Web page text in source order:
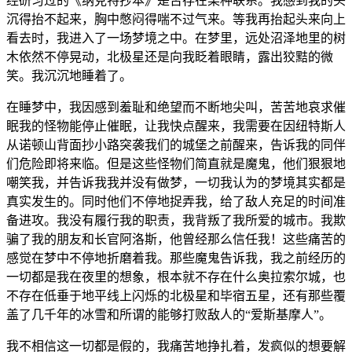
沉得抬不起来，胸中憋闷得喘不过气来。等我再抬起头来向上
看去时，我进入了一场梦境之中。在梦里，远处沼泽地里的树
木依然不停晃动，北极星还是向我眨着眼睛，露出狡黠的微
笑。我沉沉地睡着了。
在睡梦中，我因感到羞耻和绝望而不断地尖叫，苦苦地哀求催
眠我的怪物能停止催眠，让我快点醒来，我需要在因纽特斯人
从诺顿山背面抄小路突袭我们的城堡之前醒来，告诉我的同伴
们危险即将来临。但是这些怪物们简直就是魔鬼，他们狠狠地
嘲笑我，并告诉我我并没有做梦，一切我认为的梦境其实都是
真实发生的。同时他们不停地捉弄我，给了敌人充足的时间准
备进攻。我没有履行我的职责，我背叛了我所爱的城市。我欺
骗了我的朋友和长官阿洛斯，他曾经那么信任我！这些痛苦的
感觉在梦中不停地折磨着我。那些魔鬼告诉我，我之前经历的
一切都是我在夜里的想象，根本就不存在什么奥拉索尔城，也
不存在低垂于地平线上闪烁的北极星和毕宿五星，还有那些覆
盖了几千年的冰雪和所谓的能够打败敌人的“爱斯基摩人”。
我不相信这一切都是假的，我痛苦地挣扎着，发疯似的想要解